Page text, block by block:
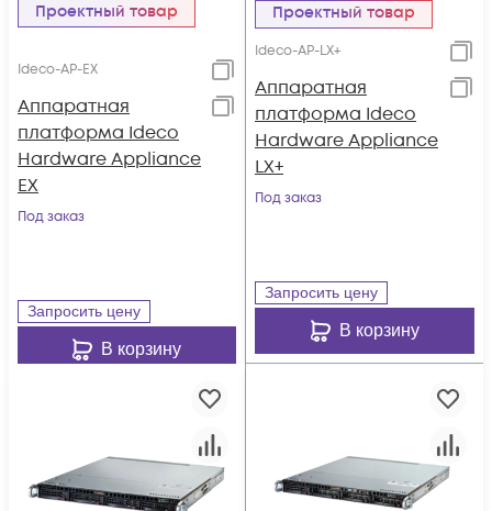
Проектный товар
Ideco-AP-EX
Аппаратная
платформа Ideco
Hardware Appliance
EX
Под заказ
Запросить цену
В корзину
Проектный товар
Ideco-AP-LX+
Аппаратная
платформа Ideco
Hardware Appliance
LX+
Под заказ
Запросить цену
В корзину